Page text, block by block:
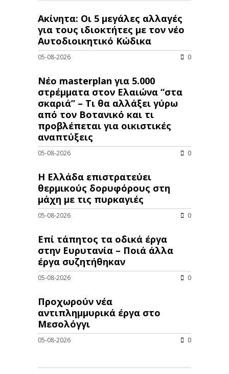
Ακίνητα: Οι 5 μεγάλες αλλαγές
για τους ιδιοκτήτες με τον νέο
Αυτοδιοικητικό Κώδικα
05-08-2026 0
Νέο masterplan για 5.000
στρέμματα στον Ελαιώνα “στα
σκαριά” – Τι θα αλλάξει γύρω
από τον Βοτανικό και τι
προβλέπεται για οικιστικές
αναπτύξεις
05-08-2026 0
Η Ελλάδα επιστρατεύει
θερμικούς δορυφόρους στη
μάχη με τις πυρκαγιές
05-08-2026 0
Επί τάπητος τα οδικά έργα
στην Ευρυτανία – Ποιά άλλα
έργα συζητήθηκαν
05-08-2026 0
Προχωρούν νέα
αντιπλημμυρικά έργα στο
Μεσολόγγι
05-08-2026 0